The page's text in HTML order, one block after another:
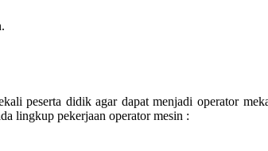
peserta didik agar dapat menjadi operator
lingkup pekerjaan operator mesin :